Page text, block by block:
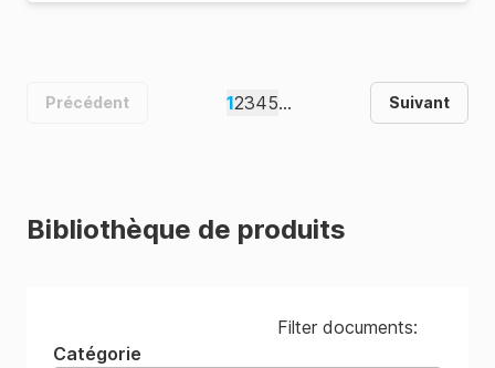
Précédent 12345... Suivant
Bibliothèque de produits
Filter documents:
Catégorie